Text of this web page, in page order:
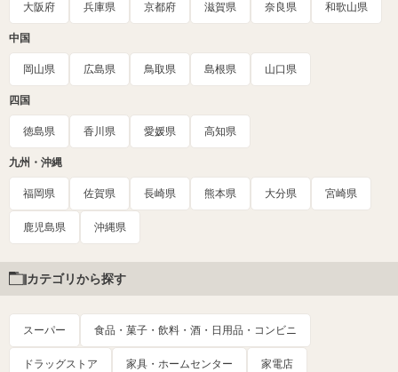
大阪府 兵庫県 京都府 滋賀県 奈良県 和歌山県
中国
岡山県 広島県 鳥取県 島根県 山口県
四国
徳島県 香川県 愛媛県 高知県
九州・沖縄
福岡県 佐賀県 長崎県 熊本県 大分県 宮崎県
鹿児島県 沖縄県
カテゴリから探す
スーパー 食品・菓子・飲料・酒・日用品・コンビニ
ドラッグストア 家具・ホームセンター 家電店